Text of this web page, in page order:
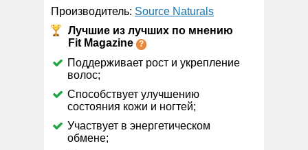
Производитель: Source Naturals
Лучшие из лучших по мнению
Fit Magazine
Поддерживает рост и укрепление
волос;
Способствует улучшению
состояния кожи и ногтей;
Участвует в энергетическом
обмене;